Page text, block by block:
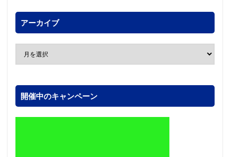
アーカイブ
開催中のキャンペーン